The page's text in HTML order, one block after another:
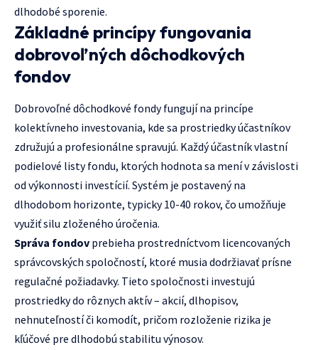
dlhodobé sporenie.
Základné princípy fungovania
dobrovoľných dôchodkových
fondov
Dobrovoľné dôchodkové fondy fungují na princípe
kolektívneho investovania, kde sa prostriedky účastníkov
združujú a profesionálne spravujú. Každý účastník vlastní
podielové listy fondu, ktorých hodnota sa mení v závislosti
od výkonnosti investícií. Systém je postavený na
dlhodobom horizonte, typicky 10-40 rokov, čo umožňuje
využiť silu zloženého úročenia.
Správa fondov prebieha prostredníctvom licencovaných
správcovských spoločností, ktoré musia dodržiavať prísne
regulačné požiadavky. Tieto spoločnosti investujú
prostriedky do rôznych aktív – akcií, dlhopisov,
nehnuteľností či komodít, pričom rozloženie rizika je
kľúčové pre dlhodobú stabilitu výnosov.